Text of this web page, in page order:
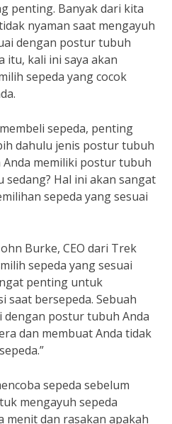
penting. Banyak dari kita
nyaman saat mengayuh
dengan postur tubuh
itu, kali ini saya akan
sepeda yang cocok
sepeda, penting
dahulu jenis postur tubuh
Anda memiliki postur tubuh
Hal ini akan sangat
sepeda yang sesuai
Burke, CEO dari Trek
sepeda yang sesuai
penting untuk
saat bersepeda. Sebuah
dengan postur tubuh Anda
dan membuat Anda tidak
sepeda sebelum
mengayuh sepeda
menit dan rasakan apakah